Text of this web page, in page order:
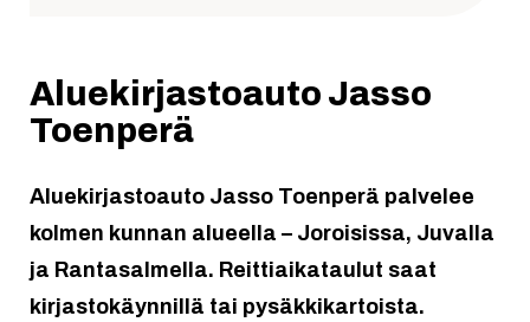
Aluekirjastoauto Jasso
Toenperä
Aluekirjastoauto Jasso Toenperä palvelee
kolmen kunnan alueella – Joroisissa, Juvalla
ja Rantasalmella. Reittiaikataulut saat
kirjastokäynnillä tai pysäkkikartoista.